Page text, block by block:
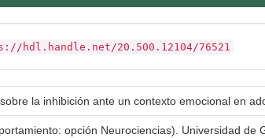
hdl.handle.net/20.500.12104/76521
la inhibición ante un contexto emocional en
opción Neurociencias). Universidad de